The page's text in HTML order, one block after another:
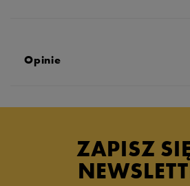
Opinie
ZAPISZ